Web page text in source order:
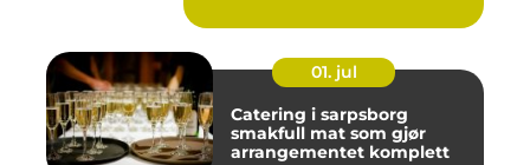
01. jul
Catering i sarpsborg
smakfull mat som gjør
arrangementet komplett